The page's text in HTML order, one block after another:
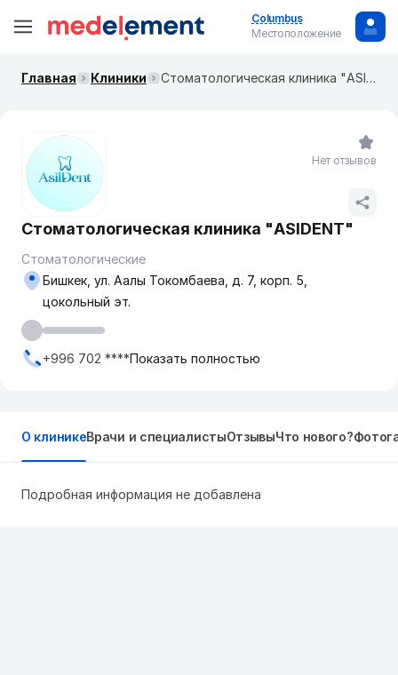
Columbus
Местоположение
Главная Клиники ​Стоматологическая клиника "ASIDENT"
​Стоматологическая клиника "ASIDENT"
Стоматологические
Бишкек, ​ул. Аалы Токомбаева, д. 7, корп. 5, ​
цокольный эт.
+996 702 ****Показать полностью
Нет отзывов
О клиникеВрачи и специалистыОтзывыЧто нового?
Подробная информация не добавлена